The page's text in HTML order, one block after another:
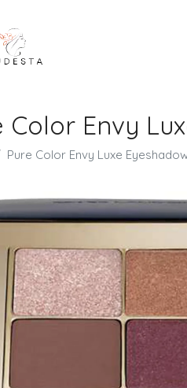
Color Envy
Pure Color Envy Luxe